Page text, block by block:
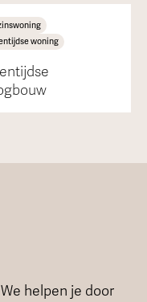
woning
helpen je door